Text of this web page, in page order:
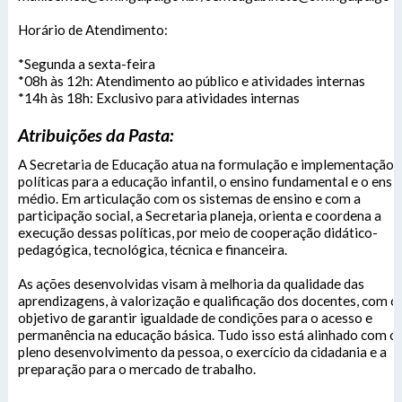
Horário de Atendimento:
*Segunda a sexta-feira
*08h às 12h: Atendimento ao público e atividades internas
*14h às 18h: Exclusivo para atividades internas
Atribuições da Pasta:
A Secretaria de Educação atua na formulação e implementação
políticas para a educação infantil, o ensino fundamental e o
médio. Em articulação com os sistemas de ensino e com a
participação social, a Secretaria planeja, orienta e coordena a
execução dessas políticas, por meio de cooperação didático-
pedagógica, tecnológica, técnica e financeira.
As ações desenvolvidas visam à melhoria da qualidade das
aprendizagens, à valorização e qualificação dos docentes, com o
objetivo de garantir igualdade de condições para o acesso e
permanência na educação básica. Tudo isso está alinhado com o
pleno desenvolvimento da pessoa, o exercício da cidadania e a
preparação para o mercado de trabalho.
Das 8h às 12h e das 14h às 18h.
De segunda-feira a sexta-feira.
Outras Informações: